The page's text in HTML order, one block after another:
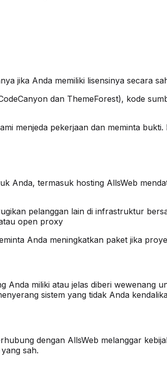
jika Anda memiliki lisensinya secara
dan ThemeForest), kode
menjeda pekerjaan dan meminta
Anda, termasuk hosting AllsWeb
pelanggan lain di infrastruktur
open proxy
Anda meningkatkan paket jika
Anda miliki atau jelas diberi wewenang
sistem yang tidak Anda
dengan AllsWeb melanggar
sah.